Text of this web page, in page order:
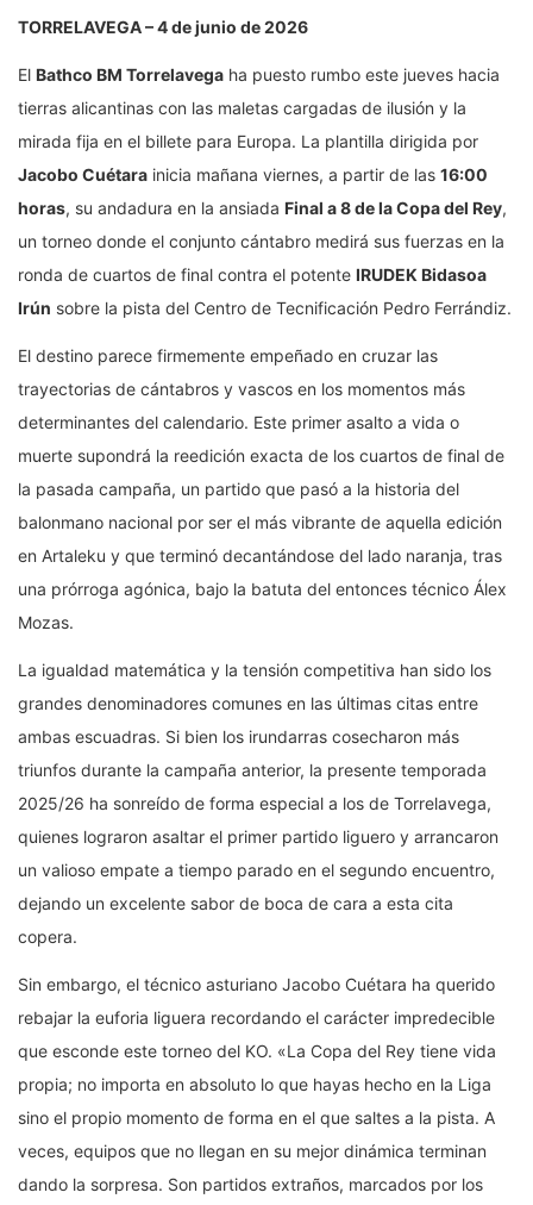
TORRELAVEGA – 4 de junio de 2026
El Bathco BM Torrelavega ha puesto rumbo este jueves hacia
tierras alicantinas con las maletas cargadas de ilusión y la
mirada fija en el billete para Europa. La plantilla dirigida por
Jacobo Cuétara inicia mañana viernes, a partir de las 16:00
horas, su andadura en la ansiada Final a 8 de la Copa del Rey,
un torneo donde el conjunto cántabro medirá sus fuerzas en la
ronda de cuartos de final contra el potente IRUDEK Bidasoa
Irún sobre la pista del Centro de Tecnificación Pedro Ferrándiz.
El destino parece firmemente empeñado en cruzar las
trayectorias de cántabros y vascos en los momentos más
determinantes del calendario. Este primer asalto a vida o
muerte supondrá la reedición exacta de los cuartos de final de
la pasada campaña, un partido que pasó a la historia del
balonmano nacional por ser el más vibrante de aquella edición
en Artaleku y que terminó decantándose del lado naranja, tras
una prórroga agónica, bajo la batuta del entonces técnico Álex
Mozas.
La igualdad matemática y la tensión competitiva han sido los
grandes denominadores comunes en las últimas citas entre
ambas escuadras. Si bien los irundarras cosecharon más
triunfos durante la campaña anterior, la presente temporada
2025/26 ha sonreído de forma especial a los de Torrelavega,
quienes lograron asaltar el primer partido liguero y arrancaron
un valioso empate a tiempo parado en el segundo encuentro,
dejando un excelente sabor de boca de cara a esta cita
copera.
Sin embargo, el técnico asturiano Jacobo Cuétara ha querido
rebajar la euforia liguera recordando el carácter impredecible
que esconde este torneo del KO. «La Copa del Rey tiene vida
propia; no importa en absoluto lo que hayas hecho en la Liga
sino el propio momento de forma en el que saltes a la pista. A
veces, equipos que no llegan en su mejor dinámica terminan
dando la sorpresa. Son partidos extraños, marcados por los